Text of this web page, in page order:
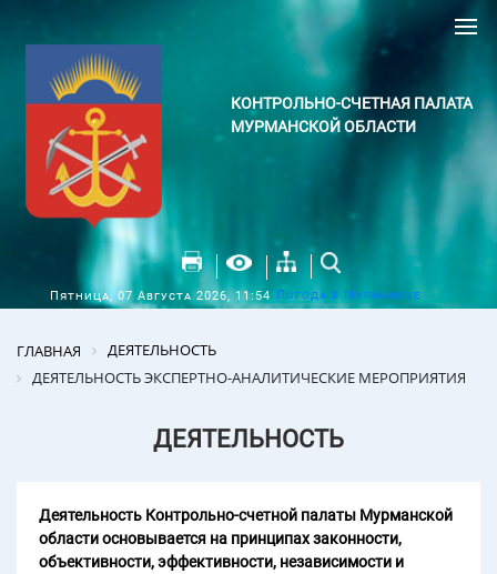
КОНТРОЛЬНО-СЧЕТНАЯ ПАЛАТА
МУРМАНСКОЙ ОБЛАСТИ
Пятница, 07 Августа 2026, 11:54 Погода в Мурманске
ГЛАВНАЯ
ДЕЯТЕЛЬНОСТЬ
ДЕЯТЕЛЬНОСТЬ ЭКСПЕРТНО-АНАЛИТИЧЕСКИЕ МЕРОПРИЯТИЯ
ДЕЯТЕЛЬНОСТЬ
Деятельность Контрольно-счетной палаты Мурманской
области основывается на принципах законности,
объективности, эффективности, независимости и